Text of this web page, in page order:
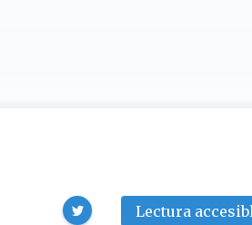
Lectura
Compartir